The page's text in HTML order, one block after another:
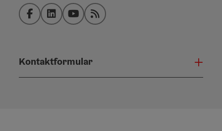
FacebookLinkedInYouTubeRSS-Feed
Kontaktformular